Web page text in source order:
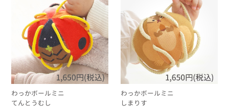
わっかボールミニ
てんとうむし
わっかボールミニ
しまりす